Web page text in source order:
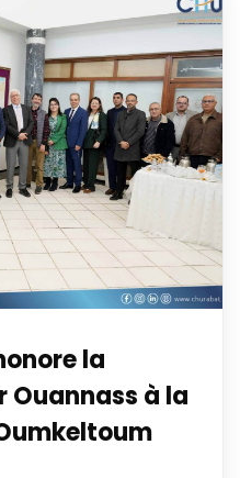
la
Ouannass à la